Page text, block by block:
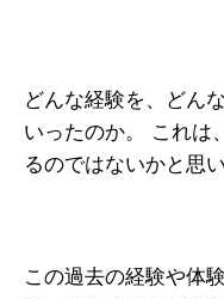
どんな経験を、どん
いったのか。
これは
るのではないかと思い
この過去の経験や体